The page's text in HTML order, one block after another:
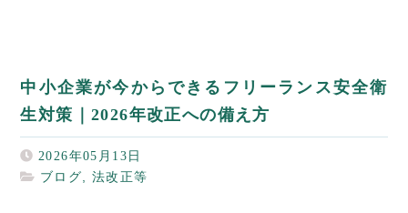
中小企業が今からできるフリーランス安全衛
生対策｜2026年改正への備え方
2026年05月13日
ブログ 法改正等